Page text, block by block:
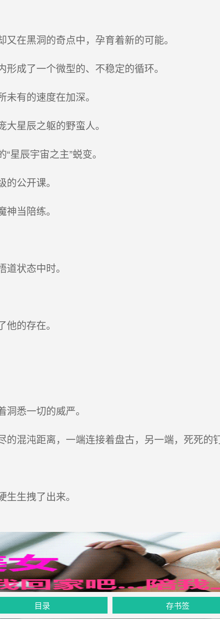
在黑洞的奇点中，孕育着新的可能。
成了一个微型的、不稳定的循环。
有的速度在加深。
星辰之躯的野蛮人。
辰宇宙之主”蜕变。
公开课。
当陪练。
状态中时。
的存在。
悉一切的威严。
混沌距离，一端连接着盘古，另一端，死死的
生拽了出来。
目录 存书签